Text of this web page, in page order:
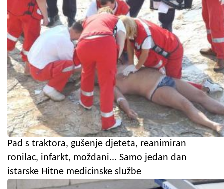
Pad s traktora, gušenje djeteta, reanimiran
ronilac, infarkt, moždani... Samo jedan dan
istarske Hitne medicinske službe